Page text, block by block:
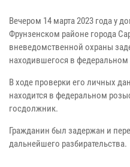
Вечером 14 марта 2023 года у
Фрунзенском районе города
вневедомственной охраны
находившегося в федеральном
В ходе проверки его личных
находится в федеральном
госдолжник.
Гражданин был задержан и
дальнейшего разбирательства.